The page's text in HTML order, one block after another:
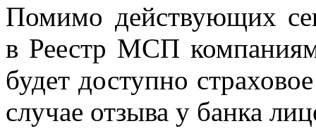
Помимо действующих
в Реестр МСП
будет доступно
случае отзыва у банка